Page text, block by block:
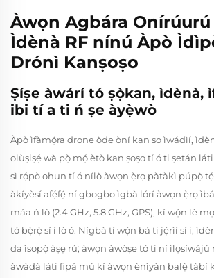
Àwọn Agbára Onírúurú
Ìdènà RF nínú Àpò
Drónì Kanṣoṣo
Ṣíṣe àwárí tó ṣọ̀kan, ìdènà,
ibi tí a ti ń ṣe àyẹ̀wò
Àpò ìfàmọ́ra drone òde òní kan so ìwádìí,
olùṣiṣẹ́ wà pọ̀ mọ́ ètò kan ṣoṣo tí ó ti ṣetán
sì rọ́pò ohun tí ó nílò àwọn ẹ̀rọ pàtàkì púpọ̀
àkíyèsí afẹ́fẹ́ ní gbogbo ìgbà lórí àwọn ẹ̀rọ
máa ń lò (2.4 GHz, 5.8 GHz, GPS), kí wọ́n lè
tó bẹ̀rẹ̀ sí í lò ó. Nígbà tí wọ́n bá ti jẹ́rìí sí i,
da ìsopọ̀ àṣẹ rú; àwọn àwòṣe tó ti ní ìlọsíwájú
àwàdà láti fipá mú kí àwọn ènìyàn balẹ̀ tàbí